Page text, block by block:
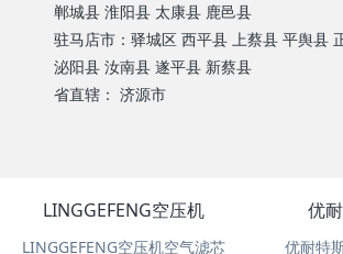
郸城县 淮阳县 太康县 鹿邑县
驻马店市：驿城区 西平县 上蔡县 平舆县
泌阳县 汝南县 遂平县 新蔡县
省直辖： 济源市
LINGGEFENG空压机
LINGGEFENG空压机空气滤芯
优
优耐特